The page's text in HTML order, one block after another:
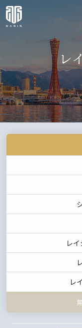
レ
レ
レ